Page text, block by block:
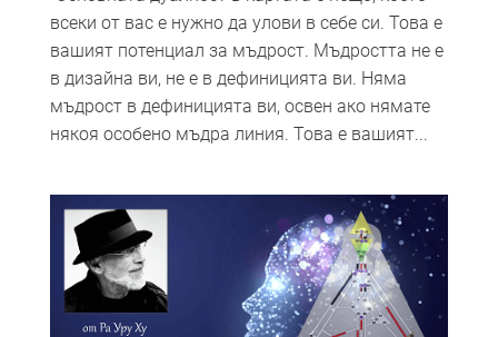
всеки от вас е нужно да улови в себе си. Това е
вашият потенциал за мъдрост. Мъдростта не е
в дизайна ви, не е в дефиницията ви. Няма
мъдрост в дефиницията ви, освен ако нямате
някоя особено мъдра линия. Това е вашият...